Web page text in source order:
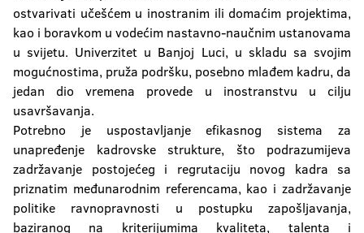
ostvarivati učešćem u inostranim ili domaćim projektima,
kao i boravkom u vodećim nastavno-naučnim ustanovama
u svijetu. Univerzitet u Banjoj Luci, u skladu sa svojim
mogućnostima, pruža podršku, posebno mlađem kadru, da
jedan dio vremena provede u inostranstvu u cilju
usavršavanja.
Potrebno je uspostavljanje efikasnog sistema za
unapređenje kadrovske strukture, što podrazumijeva
zadržavanje postojećeg i regrutaciju novog kadra sa
priznatim međunarodnim referencama, kao i zadržavanje
politike ravnopravnosti u postupku zapošljavanja,
baziranog na kriterijumima kvaliteta, talenta i